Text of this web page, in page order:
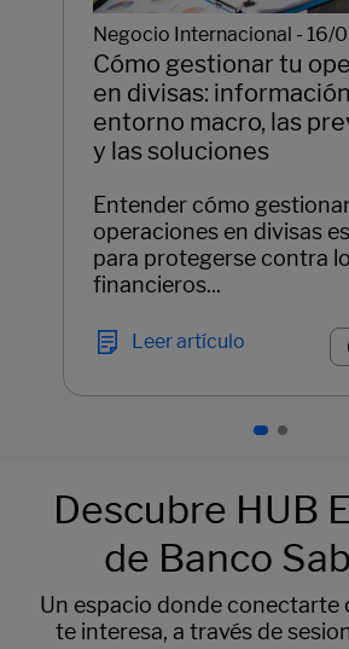
Negocio Internacional - 16/
Cómo gestionar tu
en divisas:
entorno macro, las
y las soluciones
Entender cómo
operaciones en divisas
para protegerse contra
financieros...
Leer artículo
Descubre HUB
de Banco
Un espacio donde conectarte
te interesa, a través de